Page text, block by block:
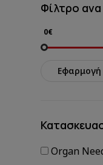
Φίλτρο ανα
0€
Εφαρμογή
Organ